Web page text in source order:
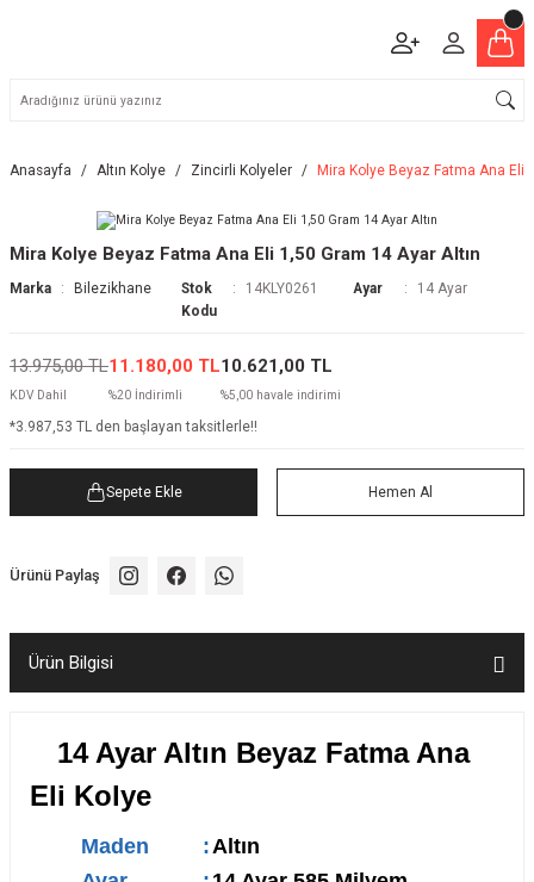
Anasayfa Altın Kolye Zincirli Kolyeler Mira Kolye Beyaz Fatma Ana Eli
Mira Kolye Beyaz Fatma Ana Eli 1,50 Gram 14 Ayar Altın
Marka Bilezikhane
Stok
Kodu
14KLY0261 Ayar 14 Ayar
13.975,00 TL
KDV Dahil
11.180,00 TL
%20 İndirimli
10.621,00 TL
%5,00 havale indirimi
*3.987,53 TL den başlayan taksitlerle!!
Sepete Ekle Hemen Al
Ürünü Paylaş
Ürün Bilgisi
14 Ayar Altın Beyaz Fatma Ana
Eli Kolye
Maden :Altın